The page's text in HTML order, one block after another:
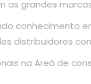
as grandes
conhecimento
distribuidores
na Areá de